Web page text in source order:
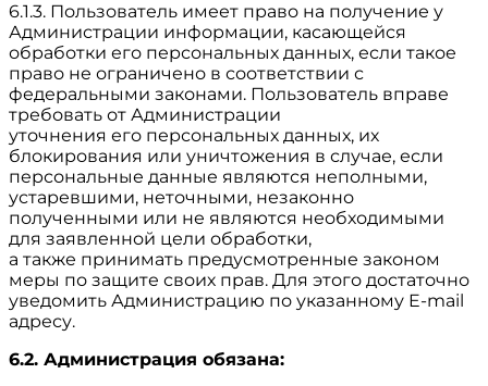
6.1.3. Пользователь имеет право на получение у
Администрации информации, касающейся
обработки его персональных данных, если такое
право не ограничено в соответствии с
федеральными законами. Пользователь вправе
требовать от Администрации
уточнения его персональных данных, их
блокирования или уничтожения в случае, если
персональные данные являются неполными,
устаревшими, неточными, незаконно
полученными или не являются необходимыми
для заявленной цели обработки,
а также принимать предусмотренные законом
меры по защите своих прав. Для этого достаточно
уведомить Администрацию по указанному E-mail
адресу.
6.2. Администрация обязана: